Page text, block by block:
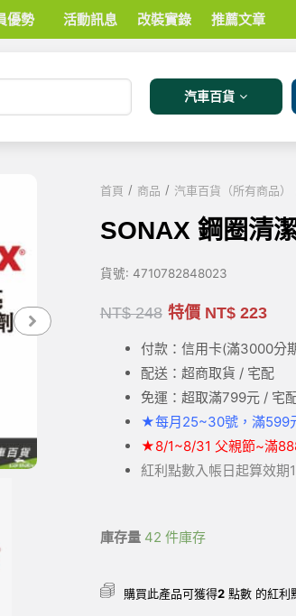
優勢 活動訊息 改裝實錄 推薦文章
汽車百貨
首頁 / 商品 / 汽車百貨（所有商品）
SONAX 鋼圈清
貨號: 4710782848023
NT$248 特價 NT$223
付款：信用卡(滿3000分
配送：超商取貨 / 宅配
免運：超取滿799元 / 宅
★每月25~30號，滿599
★8/1~8/31 父親節~滿
紅利點數入帳日起算效期
庫存量 42 件庫存
購買此產品可獲得2點數 的紅利